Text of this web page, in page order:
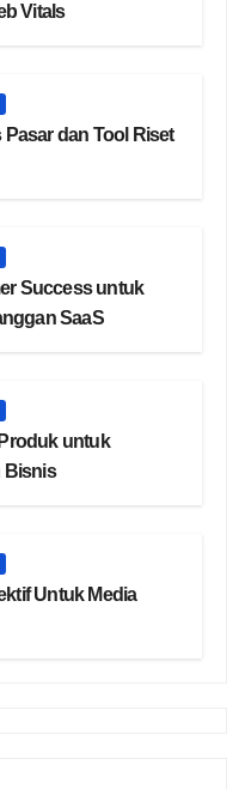
Vitals
dan Tool Riset
Success untuk
SaaS
untuk
Bisnis
Untuk Media